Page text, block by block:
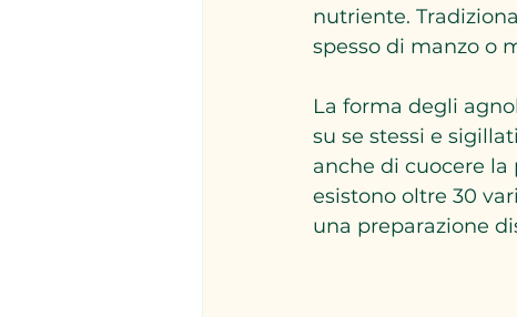
nutriente.
spesso di manzo o
La forma degli
su se stessi e
anche di cuocere
esistono oltre 30
una preparazione